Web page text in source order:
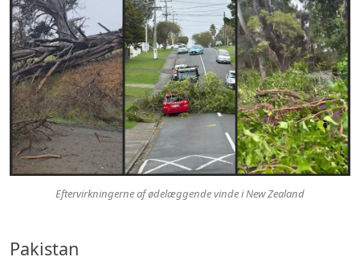
Eftervirkningerne af ødelæggende vinde i New Zealand
Pakistan